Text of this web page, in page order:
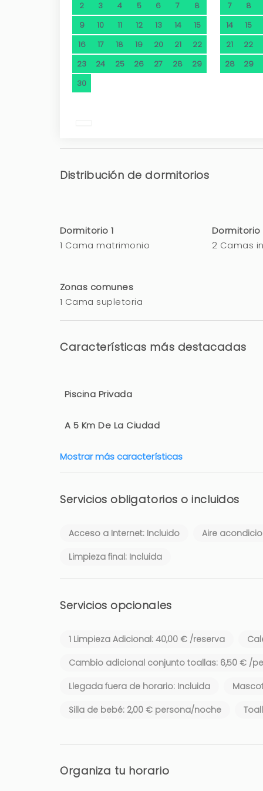
2
3 4 5 6 7
8
9
10 11 12 13 14
15
16
17 18 19 20 21
22
23
24 25 26 27 28
29
30
7
8
14
15
21
22
28
29
Distribución de dormitorios
Dormitorio 1
1 Cama matrimonio
Dormitorio
2 Camas
Zonas comunes
1 Cama supletoria
Características más destacadas
Piscina Privada
A 5 Km De La Ciudad
Mostrar más características
Servicios obligatorios o incluidos
Acceso a Internet: Incluido Aire
Limpieza final: Incluida
Servicios opcionales
1 Limpieza Adicional: 40,00 € /reserva
Cambio adicional conjunto toallas: 6,50 € /
Llegada fuera de horario: Incluida
Silla de bebé: 2,00 € persona/noche
Organiza tu horario